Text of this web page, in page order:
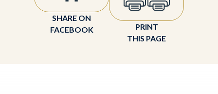
SHARE ON
FACEBOOK
PRINT
THIS PAGE